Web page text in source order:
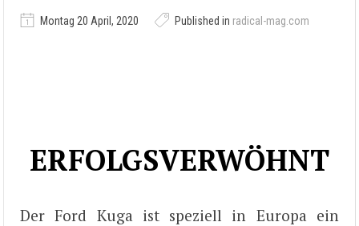
Montag 20 April, 2020 Published in radical-mag.com
ERFOLGSVERWÖHNT
Der Ford Kuga ist speziell in Europa ein